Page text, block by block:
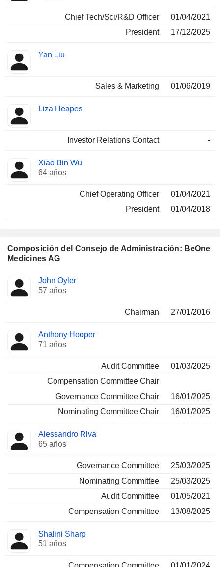
Chief Tech/Sci/R&D Officer
01/04/2021
President
17/12/2025
Yan Liu
Sales & Marketing 01/06/2019
Liza Heapes
Investor Relations Contact -
Xiao Bin Wu
64 años
Chief Operating Officer
01/04/2021
President
01/04/2018
Composición del Consejo de Administración: BeOne
Medicines AG
Administrador Comités
John Oyler
57 años
Chairman 27/01/2016
Anthony Hooper
71 años
Audit Committee
01/03/2025
Compensation Committee Chair
Governance Committee Chair
16/01/2025
Nominating Committee Chair
16/01/2025
Alessandro Riva
65 años
Governance Committee
25/03/2025
Nominating Committee
25/03/2025
Audit Committee
01/05/2021
Compensation Committee
13/08/2025
Shalini Sharp
51 años
Compensation Committee 01/01/2024